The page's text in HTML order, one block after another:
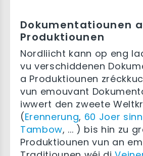
Dokumentatiounen a
Produktiounen
Nordliicht kann op eng
vu verschiddenen
a Produktiounen
vun emouvant
iwwert den zweete
(Erennerung, 60 Joer
Tambow, ... ) bis hin zu
Produktiounen vun an em